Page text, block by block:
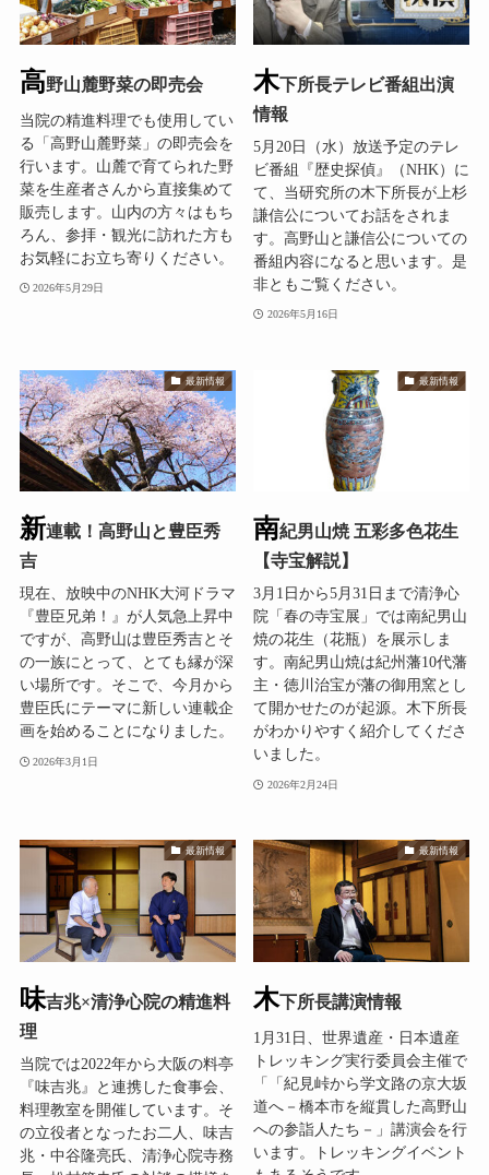
高野山麓野菜の即売会
当院の精進料理でも使用してい
る「高野山麓野菜」の即売会を
行います。山麓で育てられた野
菜を生産者さんから直接集めて
販売します。山内の方々はもち
ろん、参拝・観光に訪れた方も
お気軽にお立ち寄りください。
2026年5月29日
木下所長テレビ番組出演
情報
5月20日（水）放送予定のテレ
ビ番組『歴史探偵』（NHK）に
て、当研究所の木下所長が上杉
謙信公についてお話をされま
す。高野山と謙信公についての
番組内容になると思います。是
非ともご覧ください。
2026年5月16日
最新情報
新連載！高野山と豊臣秀
吉
現在、放映中のNHK大河ドラマ
『豊臣兄弟！』が人気急上昇中
ですが、高野山は豊臣秀吉とそ
の一族にとって、とても縁が深
い場所です。そこで、今月から
豊臣氏にテーマに新しい連載企
画を始めることになりました。
2026年3月1日
最新情報
南紀男山焼 五彩多色花生
【寺宝解説】
3月1日から5月31日まで清浄心
院「春の寺宝展」では南紀男山
焼の花生（花瓶）を展示しま
す。南紀男山焼は紀州藩10代藩
主・徳川治宝が藩の御用窯とし
て開かせたのが起源。木下所長
がわかりやすく紹介してくださ
いました。
2026年2月24日
最新情報
味吉兆×清浄心院の精進料
理
当院では2022年から大阪の料亭
『味吉兆』と連携した食事会、
料理教室を開催しています。そ
の立役者となったお二人、味吉
兆・中谷隆亮氏、清浄心院寺務
最新情報
木下所長講演情報
1月31日、世界遺産・日本遺産
トレッキング実行委員会主催で
「「紀見峠から学文路の京大坂
道へ－橋本市を縦貫した高野山
への参詣人たち－」講演会を行
います。トレッキングイベント